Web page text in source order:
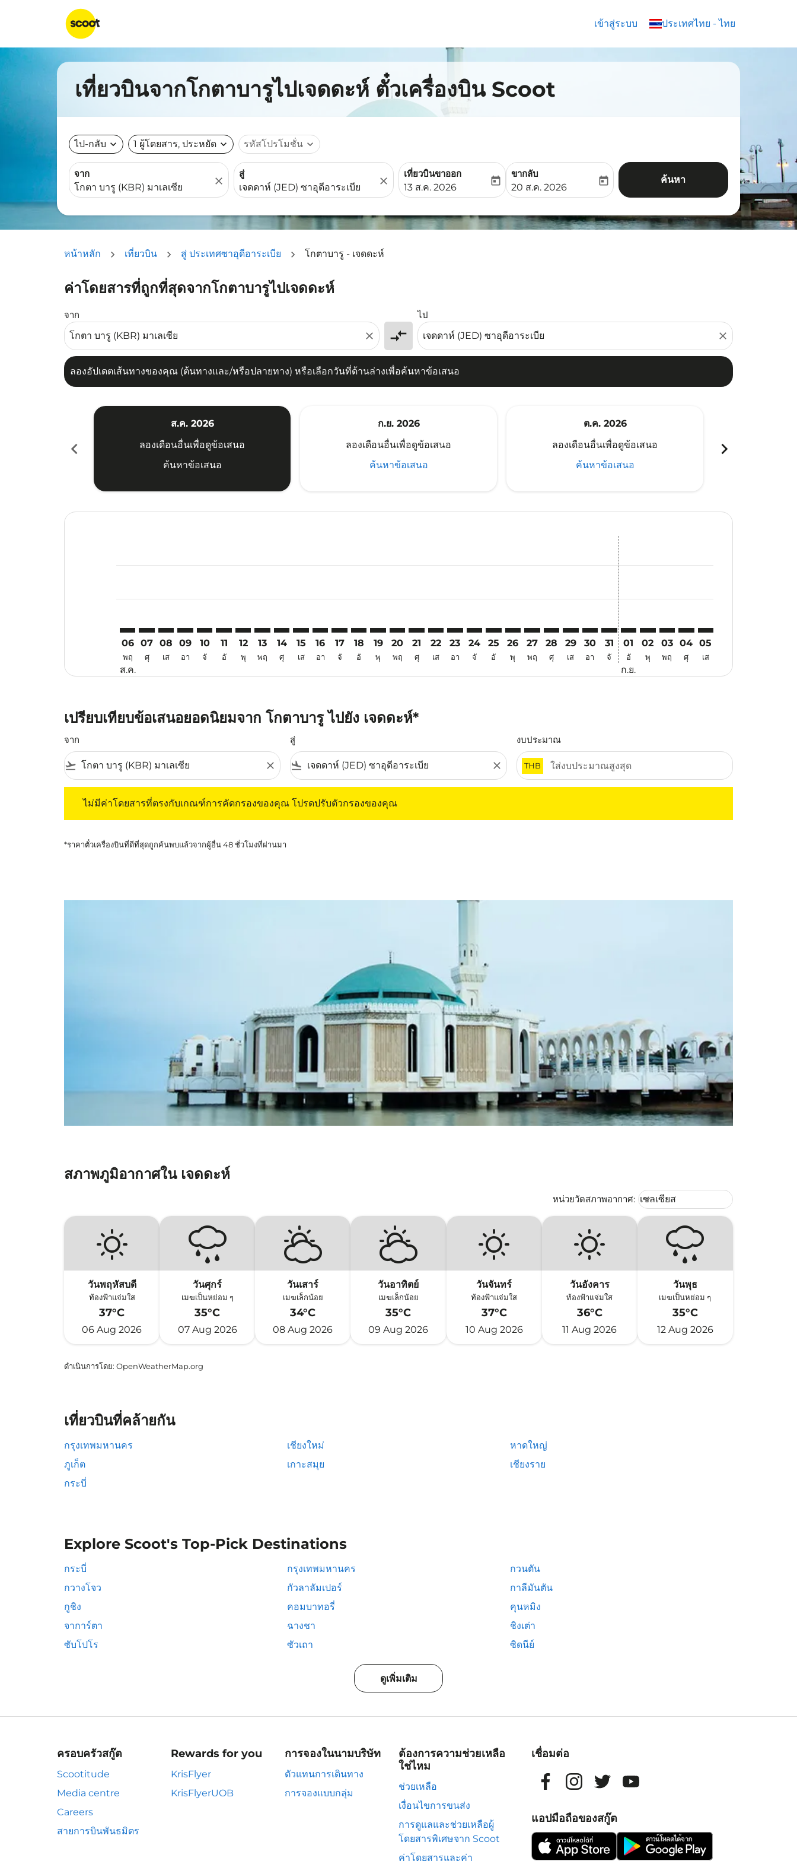
เข้าสู่ระบบ ประเทศไทย - ไทย
keyboard_arrow_down
เที่ยวบินจากโกตาบารูไปเจดดะห์ ตั๋วเครื่องบิน Scoot
ไป-กลับ expand_more 1 ผู้โดยสาร, ประหยัด expand_more รหัสโปรโมชั่น expand_more
จาก
close
สู่
close
เที่ยวบินขาออก
fc-booking-departure-date-aria-label
13 ส.ค. 2026
today
ขากลับ
fc-booking-return-date-aria-label
20 ส.ค. 2026
today ค้นหา
หน้าหลัก เที่ยวบิน สู่ ประเทศซาอุดีอาระเบีย โกตาบารู - เจดดะห์
ค่าโดยสารที่ถูกที่สุดจากโกตาบารูไปเจดดะห์
จาก
close compare_arrows
ไป
close
ลองอัปเดตเส้นทางของคุณ (ต้นทางและ/หรือปลายทาง) หรือเลือกวันที่ด้านล่างเพื่อค้นหาข้อเสนอ
ลองอัปเดตเส้นทางของคุณ (ต้นทางและ/หรือปลายทาง) หรือเลือกวันที่ด้านล่างเพื่อค้นหาข้อเสนอ
chevron_left
ส.ค. 2026
ลองเดือนอื่นเพื่อดูข้อเสนอ
ค้นหาข้อเสนอ
ก.ย. 2026
ลองเดือนอื่นเพื่อดูข้อเสนอ
ค้นหาข้อเสนอ
ต.ค. 2026
ลองเดือนอื่นเพื่อดูข้อเสนอ
ค้นหาข้อเสนอ
chevron_right
06
พฤ
ส.ค.
07
ศุ
08
เส
09
อา
10
จั
11
อั
12
พุ
13
พฤ
14
ศุ
15
เส
16
อา
17
จั
18
อั
19
พุ
20
พฤ
KBR–JED: cmp-view-offers-disclaimer. ค้นหาข้อเสนอ
21
ศุ
KBR–JED: cmp-view-offers-disclaimer. ค้นหาข้อเสนอ
22
เส
KBR–JED: cmp-view-offers-disclaimer. ค้นหาข้อเสนอ
23
อา
KBR–JED: cmp-view-offers-disclaimer. ค้นหาข้อเสนอ
24
จั
KBR–JED: cmp-view-offers-disclaimer. ค้นหาข้อเสนอ
25
อั
KBR–JED: cmp-view-offers-disclaimer. ค้นหาข้อเสนอ
26
พุ
KBR–JED: cmp-view-offers-disclaimer. ค้นหาข้อเสนอ
27
พฤ
KBR–JED: cmp-view-offers-disclaimer. ค้นหาข้อเสนอ
28
ศุ
KBR–JED: cmp-view-offers-disclaimer. ค้นหาข้อเสนอ
29
เส
KBR–JED: cmp-view-offers-disclaimer. ค้นหาข้อเ
30
อา
KBR–JED: cmp-view-offers-disclaimer. ค้นห
31
จั
01
อั
ก.ย.
02
พุ
03
พฤ
04
ศุ
05
เส
เปรียบเทียบข้อเสนอยอดนิยมจาก โกตาบารู ไปยัง เจดดะห์*
จาก
flight_takeoff close
สู่
flight_land close
งบประมาณ
THB
ไม่มีค่าโดยสารที่ตรงกับเกณฑ์การคัดกรองของคุณ โปรดปรับตัวกรองของคุณ
*ราคาตั๋วเครื่องบินที่ดีที่สุดถูกค้นพบแล้วจากผู้อื่น 48 ชั่วโมงที่ผ่านมา
สภาพภูมิอากาศใน เจดดะห์
หน่วยวัดสภาพอากาศ: Weather unit option เซลเซียส
เซลเซียส
keyboard_arrow_down
วันพฤหัสบดี
ท้องฟ้าแจ่มใส
37°C
06 Aug 2026
วันศุกร์
เมฆเป็นหย่อม ๆ
35°C
07 Aug 2026
วันเสาร์
เมฆเล็กน้อย
34°C
08 Aug 2026
วันอาทิตย์
เมฆเล็กน้อย
35°C
09 Aug 2026
วันจันทร์
ท้องฟ้าแจ่มใส
37°C
10 Aug 2026
วันอังคาร
ท้องฟ้าแจ่มใส
36°C
11 Aug 2026
วันพุธ
เมฆเป็นหย่อม ๆ
35°C
12 Aug 2026
ดำเนินการโดย: OpenWeatherMap.org
เที่ยวบินที่คล้ายกัน
กรุงเทพมหานคร เชียงใหม่
หาดใหญ่
ภูเก็ต
เกาะสมุย
เชียงราย
กระบี่
Explore Scoot's Top-Pick Destinations
กระบี่ กรุงเทพมหานคร
กวนตัน
กวางโจว
กัวลาลัมเปอร์
กาลีมันตัน
กูชิง
คอมบาทอรี่
คุนหมิง
จาการ์ตา
ฉางชา
ชิงเต่า
ซับโปโร
ซัวเถา ซิดนีย์
ดูเพิ่มเติม
ครอบครัวสกู๊ต
Scootitude
Media centre
Careers
สายการบินพันธมิตร
Rewards for you
KrisFlyer
KrisFlyerUOB
การจองในนามบริษัท
ตัวแทนการเดินทาง
การจองแบบกลุ่ม
ต้องการความช่วยเหลือ
ใช่ไหม
ช่วยเหลือ
เงื่อนไขการขนส่ง
การดูแลและช่วยเหลือผู้
โดยสารพิเศษจาก Scoot
ค่าโดยสารและค่า
เชื่อมต่อ
แอปมือถือของสกู๊ต